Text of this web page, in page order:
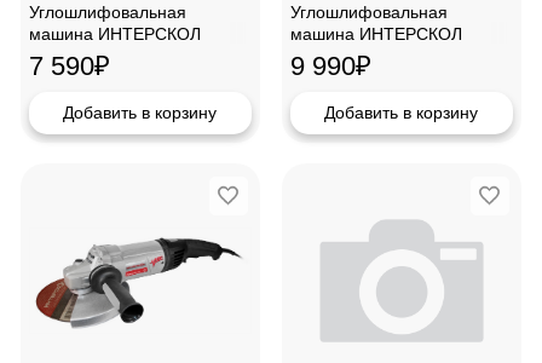
Углошлифовальная
машина ИНТЕРСКОЛ
УШМ-2322М
7 590₽
Добавить в корзину
Углошлифовальная
машина ИНТЕРСКОЛ
УШМ-2322ЭМ
9 990₽
Добавить в корзину